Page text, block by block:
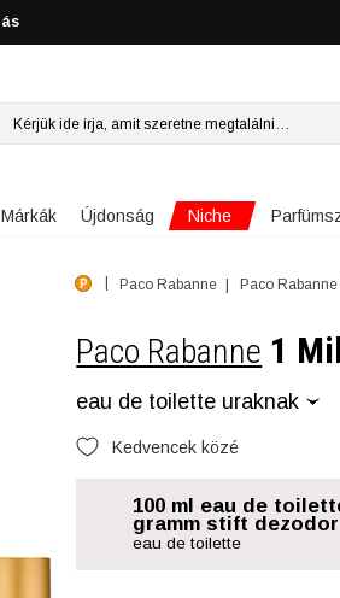
Márkák Újdonság Niche
Paco Rabanne Paco
Paco Rabanne 1
eau de toilette uraknak
Kedvencek közé
100 ml eau de
gramm stift dezodor
eau de toilette